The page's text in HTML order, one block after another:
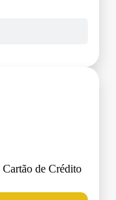
de Crédito